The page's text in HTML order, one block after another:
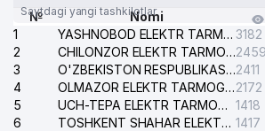
Saytdagi yangi tashkilotlar
№
Nomi
1
YASHNOBOD ELEKTR TARMOG'I NOSOZLIKLARI XIZMATI 3182
2
CHILONZOR ELEKTR TARMOG'I NOSOZLIK XIZMATI2459
3
O'ZBEKISTON RESPUBLIKASI BOSH PROKURATURASI ISHONCH TELEFONI2411
4
OLMAZOR ELEKTR TARMOG'I NOSOZLIKLARI XIZMATI2172
5
UCH-TEPA ELEKTR TARMOG'I NOSOZLIKLARI XIZMATI 1418
6
TOSHKENT SHAHAR ELEKTR TARMOQLARI KORXONASI AJ 1417